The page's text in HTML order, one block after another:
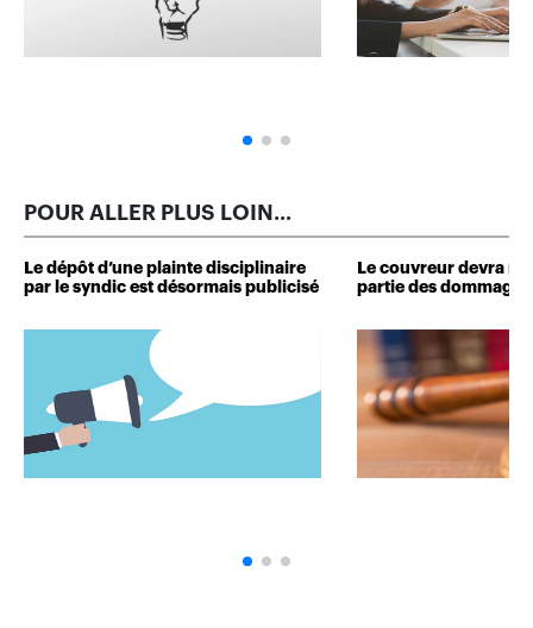
POUR ALLER PLUS LOIN...
Le dépôt d’une plainte disciplinaire
par le syndic est désormais publicisé
Le couvreur devra
partie des dommages